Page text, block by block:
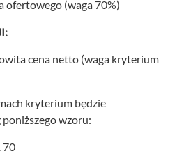
ofertowego (waga 70%)
cena netto (waga kryterium
kryterium będzie
poniższego wzoru:
70